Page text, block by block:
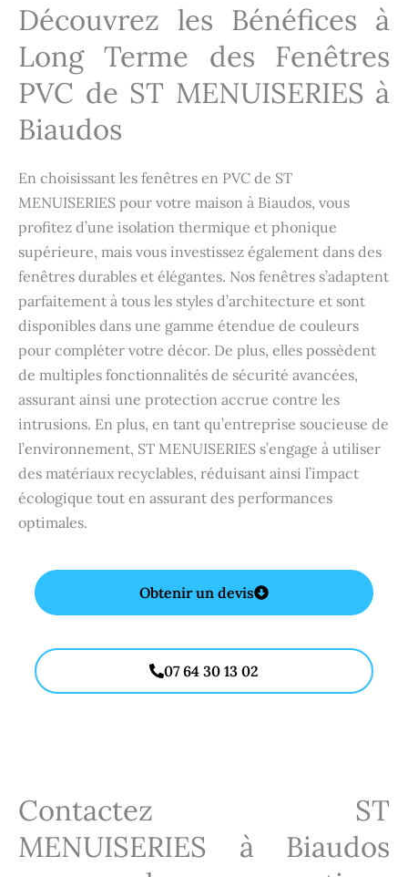
Découvrez les Bénéfices à
Long Terme des Fenêtres
PVC de ST MENUISERIES à
Biaudos
En choisissant les fenêtres en PVC de ST
MENUISERIES pour votre maison à Biaudos, vous
profitez d’une isolation thermique et phonique
supérieure, mais vous investissez également dans des
fenêtres durables et élégantes. Nos fenêtres s’adaptent
parfaitement à tous les styles d’architecture et sont
disponibles dans une gamme étendue de couleurs
pour compléter votre décor. De plus, elles possèdent
de multiples fonctionnalités de sécurité avancées,
assurant ainsi une protection accrue contre les
intrusions. En plus, en tant qu’entreprise soucieuse de
l’environnement, ST MENUISERIES s’engage à utiliser
des matériaux recyclables, réduisant ainsi l’impact
écologique tout en assurant des performances
optimales.
Obtenir un devis
07 64 30 13 02
Contactez ST
MENUISERIES à Biaudos